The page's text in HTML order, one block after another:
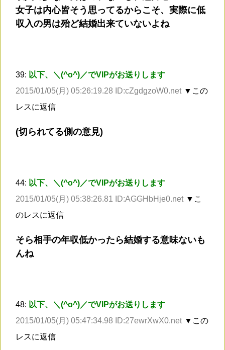
女子は内心皆そう思ってるからこそ、実際に低
収入の男は殆ど結婚出来ていないよね
39: 以下、＼(^o^)／でVIPがお送りします
2015/01/05(月) 05:26:19.28 ID:cZgdgzoW0.net ▼この
レスに返信
(切られてる側の意見)
44: 以下、＼(^o^)／でVIPがお送りします
2015/01/05(月) 05:38:26.81 ID:AGGHbHje0.net ▼こ
のレスに返信
そら相手の年収低かったら結婚する意味ないも
んね
48: 以下、＼(^o^)／でVIPがお送りします
2015/01/05(月) 05:47:34.98 ID:27ewrXwX0.net ▼この
レスに返信